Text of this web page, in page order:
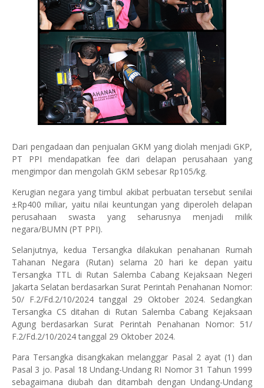
Dari pengadaan dan penjualan GKM yang diolah menjadi GKP,
PT PPI mendapatkan fee dari delapan perusahaan yang
mengimpor dan mengolah GKM sebesar Rp105/kg.
Kerugian negara yang timbul akibat perbuatan tersebut senilai
±Rp400 miliar, yaitu nilai keuntungan yang diperoleh delapan
perusahaan swasta yang seharusnya menjadi milik
negara/BUMN (PT PPI).
Selanjutnya, kedua Tersangka dilakukan penahanan Rumah
Tahanan Negara (Rutan) selama 20 hari ke depan yaitu
Tersangka TTL di Rutan Salemba Cabang Kejaksaan Negeri
Jakarta Selatan berdasarkan Surat Perintah Penahanan Nomor:
50/ F.2/Fd.2/10/2024 tanggal 29 Oktober 2024. Sedangkan
Tersangka CS ditahan di Rutan Salemba Cabang Kejaksaan
Agung berdasarkan Surat Perintah Penahanan Nomor: 51/
F.2/Fd.2/10/2024 tanggal 29 Oktober 2024.
Para Tersangka disangkakan melanggar Pasal 2 ayat (1) dan
Pasal 3 jo. Pasal 18 Undang-Undang RI Nomor 31 Tahun 1999
sebagaimana diubah dan ditambah dengan Undang-Undang